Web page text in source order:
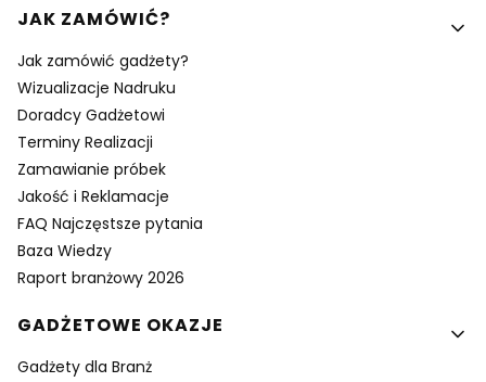
Linki w stopce
JAK ZAMÓWIĆ?
Jak zamówić gadżety?
Wizualizacje Nadruku
Doradcy Gadżetowi
Terminy Realizacji
Zamawianie próbek
Jakość i Reklamacje
FAQ Najczęstsze pytania
Baza Wiedzy
Raport branżowy 2026
GADŻETOWE OKAZJE
Gadżety dla Branż